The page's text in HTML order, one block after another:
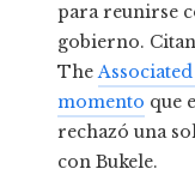
para reunirse
gobierno.
The
momento que
rechazó una
con Bukele.